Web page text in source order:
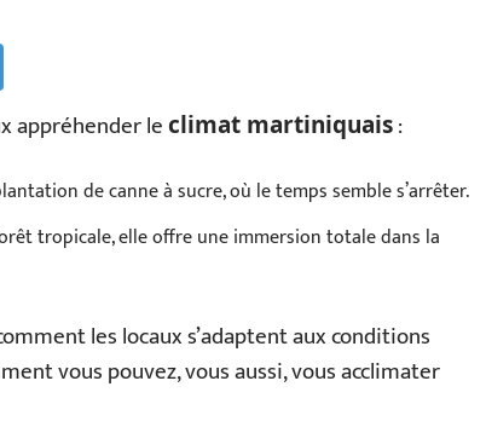
appréhender leclimat martiniquais:
de canne à sucre, où le temps semble s’arrêter.
tropicale, elle offre une immersion totale dans la
les locaux s’adaptent aux conditions
vous pouvez, vous aussi, vous acclimater